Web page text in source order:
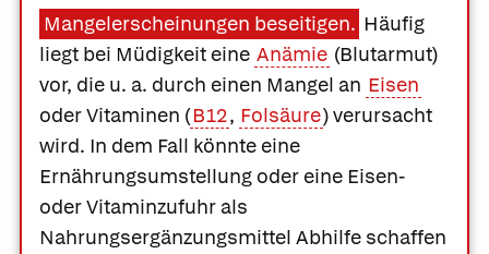
Mangelerscheinungen beseitigen. Häufig
liegt bei Müdigkeit eine Anämie (Blutarmut)
vor, die u. a. durch einen Mangel an Eisen
oder Vitaminen (B12, Folsäure) verursacht
wird. In dem Fall könnte eine
Ernährungsumstellung oder eine Eisen-
oder Vitaminzufuhr als
Nahrungsergänzungsmittel Abhilfe schaffen